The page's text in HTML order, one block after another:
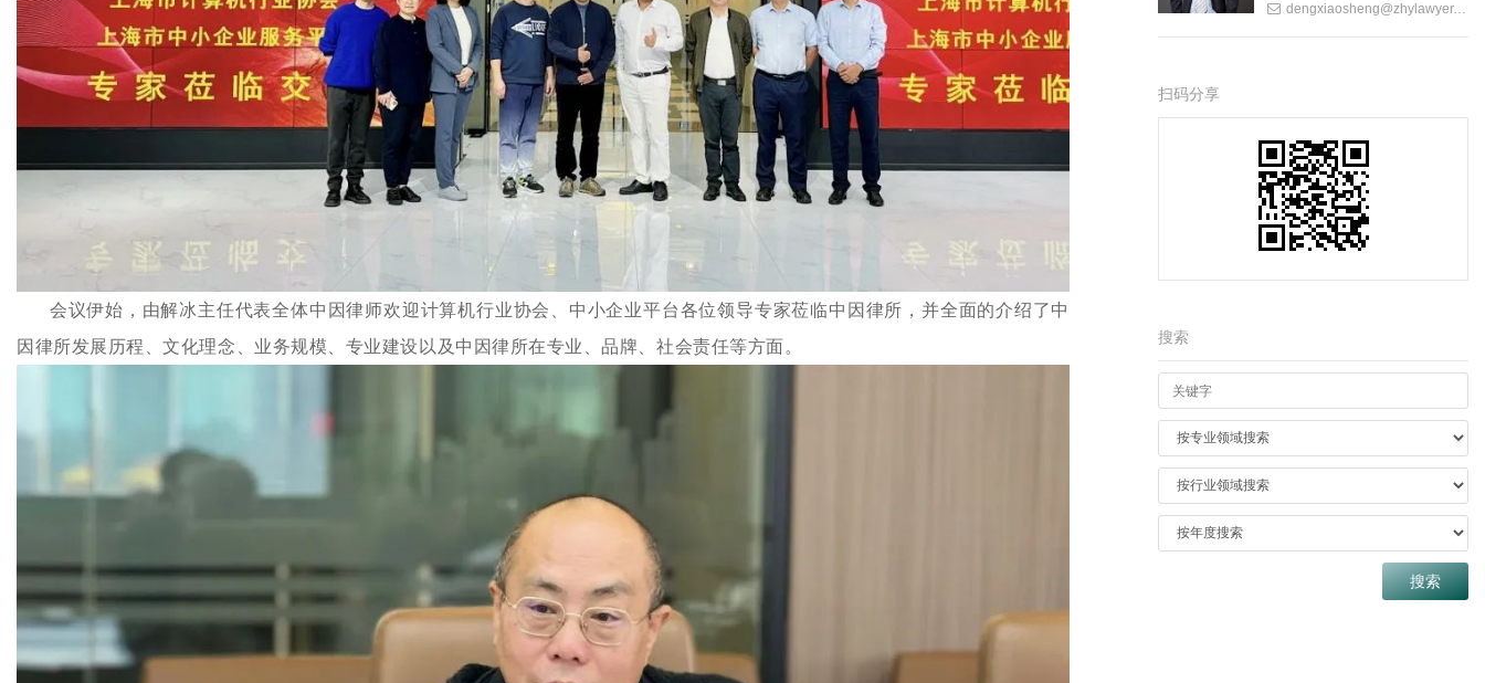
会议伊始，由解冰主任代表全体中因律师欢迎计算机行业协会、中小企业平台各位领导专家莅临中因律所，并全面的介绍了中
因律所发展历程、文化理念、业务规模、专业建设以及中因律所在专业、品牌、社会责任等方面。
dengxiaosheng@zhylawyer.com
扫码分享
搜索